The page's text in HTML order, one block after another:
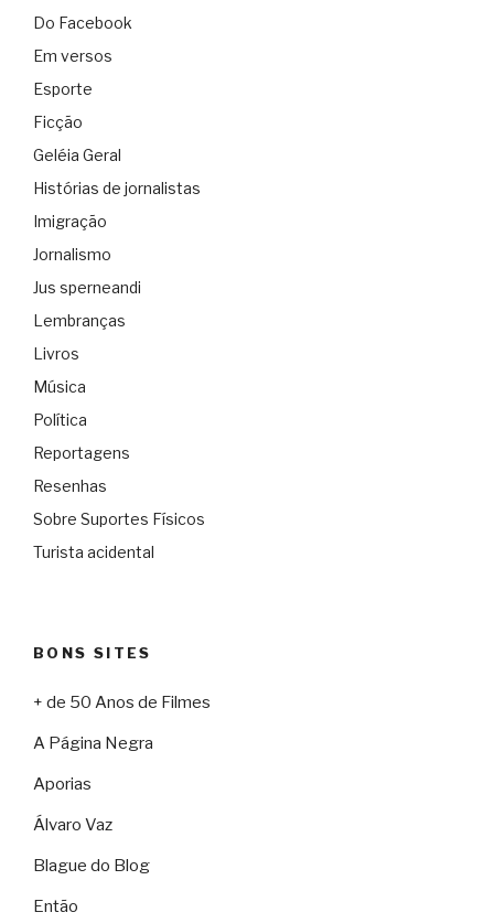
Do Facebook
Em versos
Esporte
Ficção
Geléia Geral
Histórias de jornalistas
Imigração
Jornalismo
Jus sperneandi
Lembranças
Livros
Música
Política
Reportagens
Resenhas
Sobre Suportes Físicos
Turista acidental
BONS SITES
+ de 50 Anos de Filmes
A Página Negra
Aporias
Álvaro Vaz
Blague do Blog
Então